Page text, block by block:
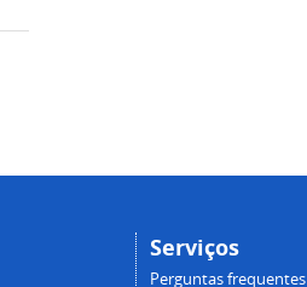
Serviços
Perguntas frequentes